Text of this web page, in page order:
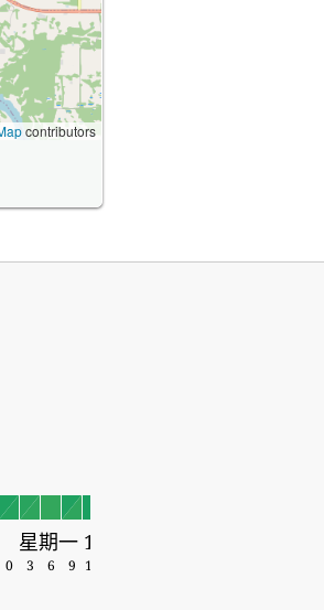
contributors
星期一 10
0 3 6 9 12